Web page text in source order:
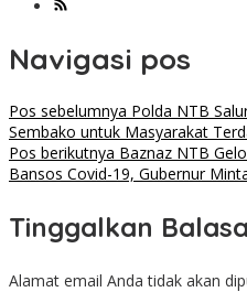
Navigasi pos
Pos sebelumnya Polda NTB
Sembako untuk Masyarakat
Pos berikutnya Baznaz NTB
Bansos Covid-19, Gubernur
Tinggalkan
Alamat email Anda tidak akan